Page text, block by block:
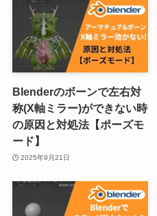
Blenderのボーンで左右対
称(X軸ミラー)ができない時
の原因と対処法【ポーズモ
ード】
2025年9月21日